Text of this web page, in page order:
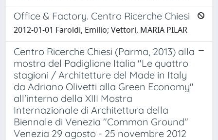
Office & Factory. Centro Ricerche Chiesi
2012-01-01 Faroldi, Emilio; Vettori, MARIA PILAR
Centro Ricerche Chiesi (Parma, 2013) alla
mostra del Padiglione Italia "Le quattro
stagioni / Architetture del Made in Italy
da Adriano Olivetti alla Green Economy"
all'interno della XIII Mostra
Internazionale di Architettura della
Biennale di Venezia "Common Ground"
Venezia 29 agosto - 25 novembre 2012